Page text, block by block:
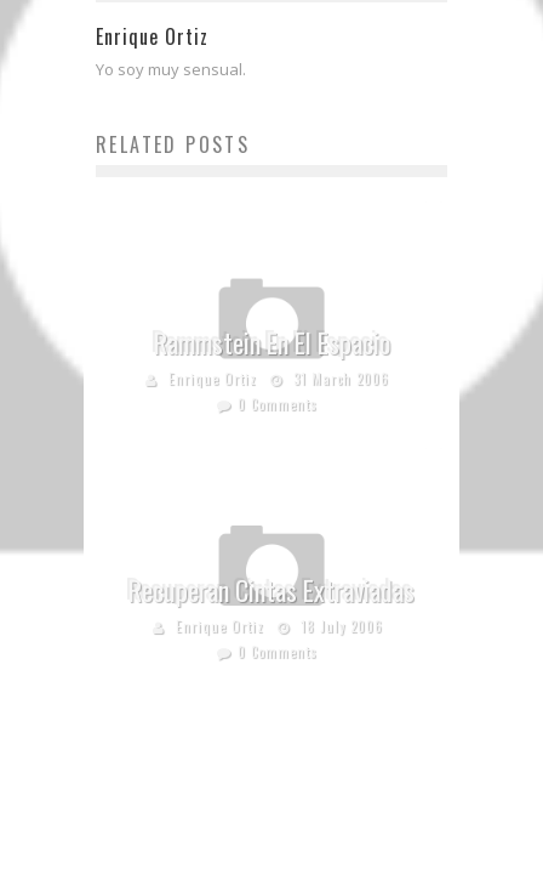
Enrique Ortiz
Yo soy muy sensual.
RELATED POSTS
Rammstein En El Espacio
Enrique Ortiz
31 March 2006
0 Comments
Recuperan Cintas Extraviadas
Enrique Ortiz
18 July 2006
0 Comments